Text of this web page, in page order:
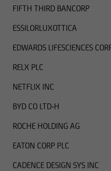
FIFTH THIRD BANCORP
ESSILORLUXOTTICA
EDWARDS LIFESCIENCES
RELX PLC
NETFLIX INC
BYD CO LTD-H
ROCHE HOLDING AG
EATON CORP PLC
CADENCE DESIGN SYS INC